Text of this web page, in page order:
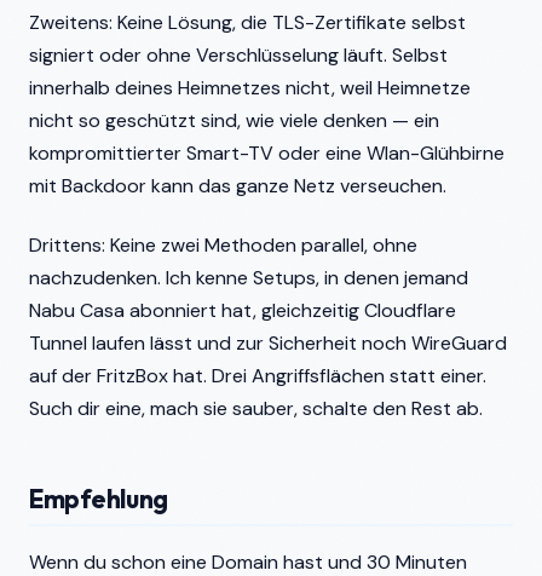
Zweitens: Keine Lösung, die TLS-Zertifikate selbst
signiert oder ohne Verschlüsselung läuft. Selbst
innerhalb deines Heimnetzes nicht, weil Heimnetze
nicht so geschützt sind, wie viele denken — ein
kompromittierter Smart-TV oder eine Wlan-Glühbirne
mit Backdoor kann das ganze Netz verseuchen.
Drittens: Keine zwei Methoden parallel, ohne
nachzudenken. Ich kenne Setups, in denen jemand
Nabu Casa abonniert hat, gleichzeitig Cloudflare
Tunnel laufen lässt und zur Sicherheit noch WireGuard
auf der FritzBox hat. Drei Angriffsflächen statt einer.
Such dir eine, mach sie sauber, schalte den Rest ab.
Empfehlung
Wenn du schon eine Domain hast und 30 Minuten